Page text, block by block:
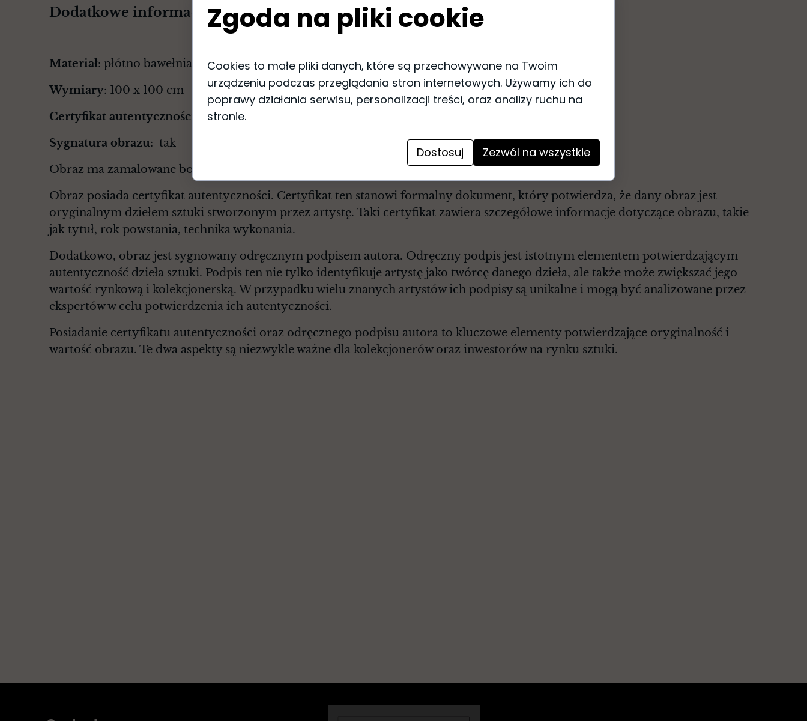
Dodatkowe informacje o obrazie
Materiał: płótno bawełniane, farby akrylowe, werniks, złoty szlagmetal
Wymiary: 100 x 100 cm
Certyfikat autentyczności
: tak
Sygnatura obrazu: tak
Obraz ma zamalowane boki - nie wymaga ramy
Obraz posiada certyfikat autentyczności. Certyfikat ten stanowi formalny dokument, który potwierdza, że dany obraz jest
oryginalnym dziełem sztuki stworzonym przez artystę. Taki certyfikat zawiera szczegółowe informacje dotyczące obrazu, takie
jak tytuł, rok powstania, technika wykonania.
Dodatkowo, obraz jest sygnowany odręcznym podpisem autora. Odręczny podpis jest istotnym elementem potwierdzającym
autentyczność dzieła sztuki. Podpis ten nie tylko identyfikuje artystę jako twórcę danego dzieła, ale także może zwiększać jego
wartość rynkową i kolekcjonerską. W przypadku wielu znanych artystów ich podpisy są unikalne i mogą być analizowane przez
ekspertów w celu potwierdzenia ich autentyczności.
Posiadanie certyfikatu autentyczności oraz odręcznego podpisu autora to kluczowe elementy potwierdzające oryginalność i
wartość obrazu. Te dwa aspekty są niezwykle ważne dla kolekcjonerów oraz inwestorów na rynku sztuki.
Zgoda na pliki cookie
Cookies to małe pliki danych, które są przechowywane na Twoim
urządzeniu podczas przeglądania stron internetowych. Używamy ich do
poprawy działania serwisu, personalizacji treści, oraz analizy ruchu na
stronie.
Dostosuj Zezwól na wszystkie